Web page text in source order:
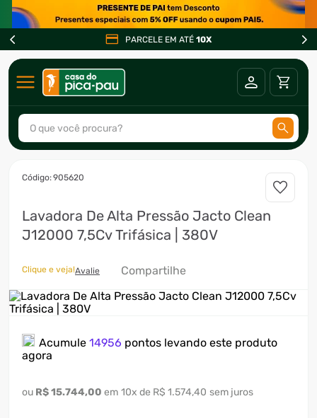
PARCELE EM ATÉ 10X
O que você procura?
:905620
Lavadora De Alta Pressão Jacto Clean
J12000 7,5Cv Trifásica | 380V
Clique e veja!Avalie Compartilhe
Acumule 14956 pontos levando este produto
agora
R$15.744,00 10x R$ 1.574,40 sem juros
2º
freezer
3º
fogão
4º
forno
5 º
cervejeira
6º
soprador
7 º
motosserra
8
9º
roçadeira